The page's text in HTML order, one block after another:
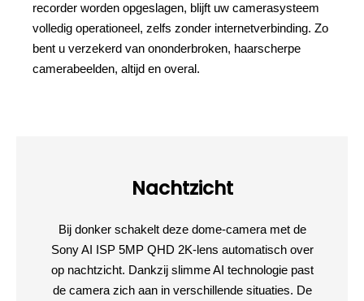
recorder worden opgeslagen, blijft uw camerasysteem
volledig operationeel, zelfs zonder internetverbinding. Zo
bent u verzekerd van ononderbroken, haarscherpe
camerabeelden, altijd en overal.
Nachtzicht
Bij donker schakelt deze dome-camera met de
Sony AI ISP 5MP QHD 2K-lens automatisch over
op nachtzicht. Dankzij slimme AI technologie past
de camera zich aan in verschillende situaties. De